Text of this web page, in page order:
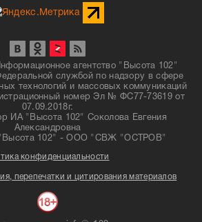
агентство "Высота 102"
службой по надзору в сфере
технологий и массовых коммуникаций
номер Эл № ФС77-73619 от
07.09.2018г.
ИА "Высота 102" Соколова Евгения
Александровна
"Высота 102" - ООО "СВЖ "ОСТРОВ"
конфиденциальности
перепечатки и цитирования материалов